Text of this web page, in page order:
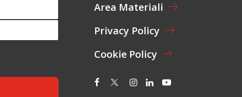
Area Materiali
Privacy Policy
Cookie Policy